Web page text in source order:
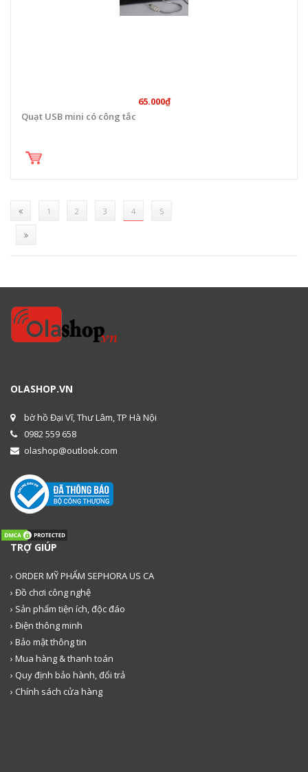
65.000₫
Quạt USB mini có công tắc
1 2 3 4(current)
5
OLASHOP.VN
bờ hồ Đại Vĩ, Thư Lâm, TP Hà Nội
0982 559 658
olashop@outlook.com
TRỢ GIÚP
› ORDER MỸ PHẨM SEPHORA US CA
› Đồ chơi công nghệ
› Sản phẩm tiện ích, độc đáo
› Điện thông minh
› Bảo mật thông tin
› Mua hàng & thanh toán
› Quy định bảo hành, đổi trả
› Chính sách cửa hàng